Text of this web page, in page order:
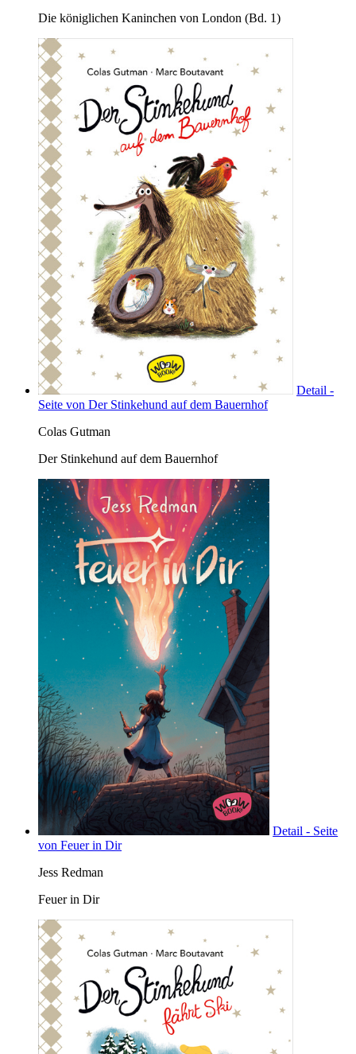
Die königlichen Kaninchen von London (Bd. 1)
Detail -
Seite von Der Stinkehund auf dem Bauernhof
Colas Gutman
Der Stinkehund auf dem Bauernhof
Detail - Seite
von Feuer in Dir
Jess Redman
Feuer in Dir